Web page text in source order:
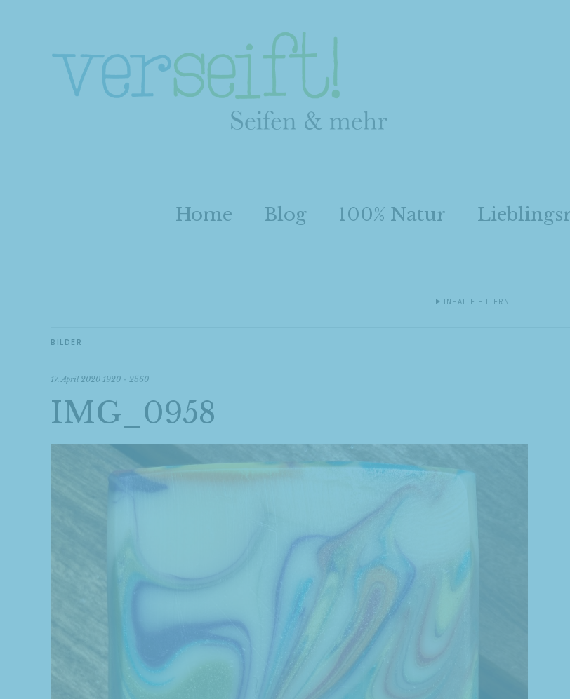
Home Blog 100% Natur
INHALTE FILTERN
BILDER
17. April 2020 1920 × 2560
IMG_0958